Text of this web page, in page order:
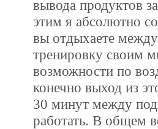
вывода продуктов
этим я абсолютно
вы отдыхаете
тренировку своим
возможности по
конечно выход из
30 минут между
работать. В общем